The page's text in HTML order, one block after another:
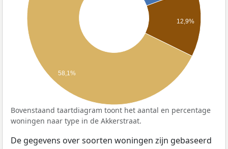
12,9%
58,1%
Bovenstaand taartdiagram toont het aantal en percentage
woningen naar type in de Akkerstraat.
De gegevens over soorten woningen zijn gebaseerd